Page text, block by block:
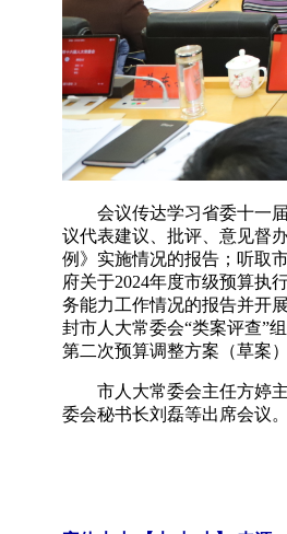
会议传达学习省委十一届
议代表建议、批评、意见督
例》实施情况的报告；听取
府关于2024年度市级预算执
务能力工作情况的报告并开
封市人大常委会“类案评查”
第二次预算调整方案（草案
市人大常委会主任方婷主
委会秘书长刘磊等出席会议